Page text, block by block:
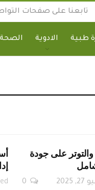
تابعنا على صفحات
طبية الادوية
على جودة
2025